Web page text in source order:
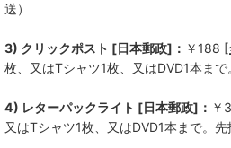
送）
3) クリックポスト [日本郵政]： ￥188 [
枚、又はTシャツ1枚、又はDVD1本ま
4) レターパックライト [日本郵政]： ￥
又はTシャツ1枚、又はDVD1本まで。